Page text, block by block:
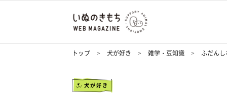
トップ 犬が好き 雑学・豆知識 ふだん
犬が好き